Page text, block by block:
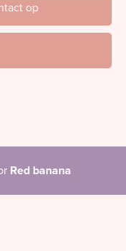
op
Red banana